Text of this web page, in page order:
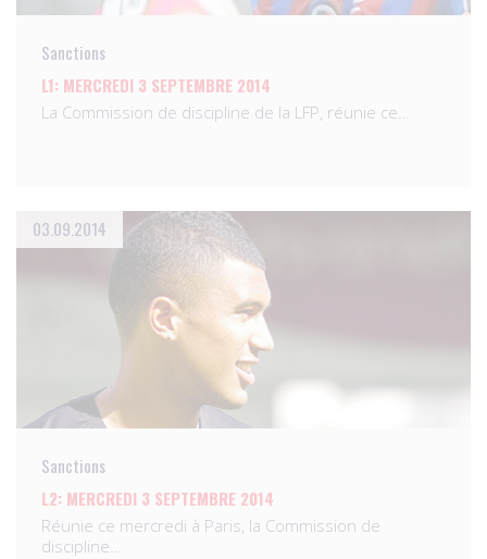
Sanctions
L1: MERCREDI 3 SEPTEMBRE 2014
La Commission de discipline de la LFP, réunie ce…
03.09.2014
Sanctions
L2: MERCREDI 3 SEPTEMBRE 2014
Réunie ce mercredi à Paris, la Commission de
discipline…